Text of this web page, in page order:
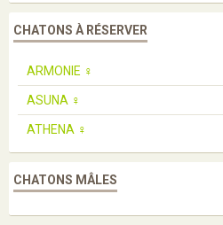
CHATONS À RÉSERVER
ARMONIE ♀️
ASUNA ♀️
ATHENA ♀️
CHATONS MÂLES